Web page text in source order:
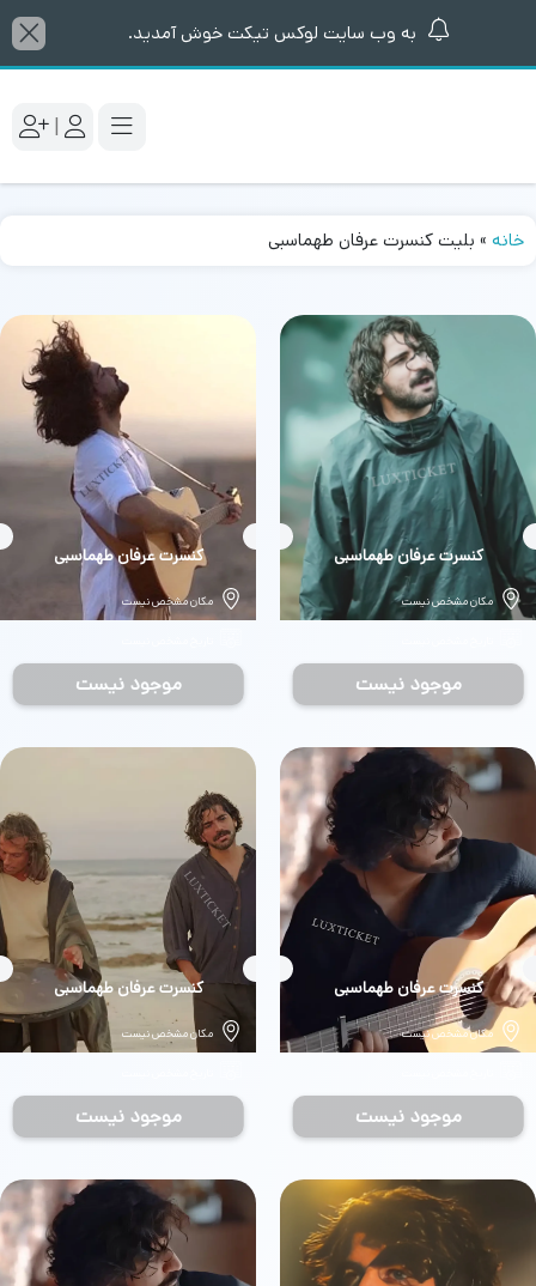
به وب سایت لوکس تیکت خوش آمدید.
|
خانه » بلیت کنسرت عرفان طهماسبی
بلیط
کنسرت عرفان طهماسبی
مکان مشخص نیست
موجود نیست
بلیط
کنسرت عرفان طهماسبی
مکان مشخص نیست
موجود نیست
بلیط
کنسرت عرفان طهماسبی
مکان مشخص نیست
موجود نیست
بلیط
کنسرت عرفان طهماسبی
مکان مشخص نیست
موجود نیست